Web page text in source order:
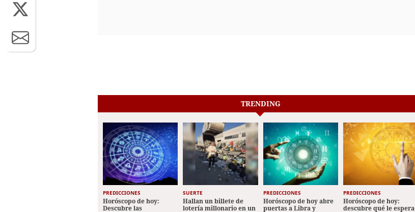
TRENDING
PREDICCIONES
Horóscopo de hoy:
Descubre las
SUERTE
Hallan un billete de
lotería millonario en un
PREDICCIONES
Horóscopo de hoy abre
puertas a Libra y
PREDICCIONES
Horóscopo de hoy:
descubre qué le espera